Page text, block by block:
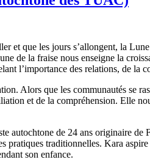
et que les jours s’allongent, la
de la fraise nous enseigne la
l’importance des relations, de la
Alors que les communautés se
et de la compréhension. Elle
autochtone de 24 ans originaire
pratiques traditionnelles. Kara
son enfance.